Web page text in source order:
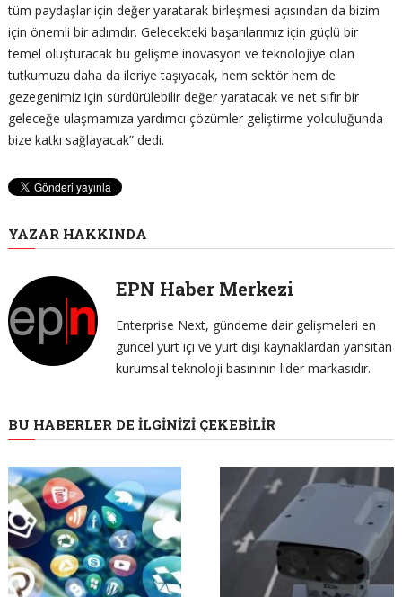
tüm paydaşlar için değer yaratarak birleşmesi açısından da bizim
için önemli bir adımdır. Gelecekteki başarılarımız için güçlü bir
temel oluşturacak bu gelişme inovasyon ve teknolojiye olan
tutkumuzu daha da ileriye taşıyacak, hem sektör hem de
gezegenimiz için sürdürülebilir değer yaratacak ve net sıfır bir
geleceğe ulaşmamıza yardımcı çözümler geliştirme yolculuğunda
bize katkı sağlayacak” dedi.
YAZAR HAKKINDA
EPN Haber Merkezi
Enterprise Next, gündeme dair gelişmeleri en
güncel yurt içi ve yurt dışı kaynaklardan yansıtan
kurumsal teknoloji basınının lider markasıdır.
BU HABERLER DE İLGINIZI ÇEKEBILIR